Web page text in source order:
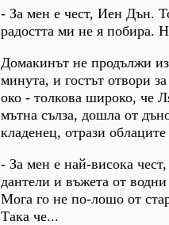
- За мен е чест, Иен Дън.
радостта ми не я побира.
Домакинът не продължи
минута, и гостът отвори
око - толкова широко, че
мътна сълза, дошла от
кладенец, отрази
- За мен е най-висока
дантели и въжета от
Мога го не по-лошо от
Така че...